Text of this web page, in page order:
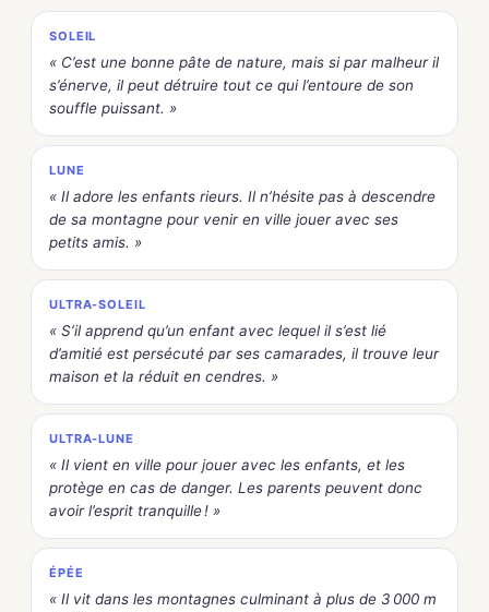
SOLEIL
« C’est une bonne pâte de nature, mais si par malheur il
s’énerve, il peut détruire tout ce qui l’entoure de son
souffle puissant. »
LUNE
« Il adore les enfants rieurs. Il n’hésite pas à descendre
de sa montagne pour venir en ville jouer avec ses
petits amis. »
ULTRA-SOLEIL
« S’il apprend qu’un enfant avec lequel il s’est lié
d’amitié est persécuté par ses camarades, il trouve leur
maison et la réduit en cendres. »
ULTRA-LUNE
« Il vient en ville pour jouer avec les enfants, et les
protège en cas de danger. Les parents peuvent donc
avoir l’esprit tranquille ! »
ÉPÉE
« Il vit dans les montagnes culminant à plus de 3 000 m